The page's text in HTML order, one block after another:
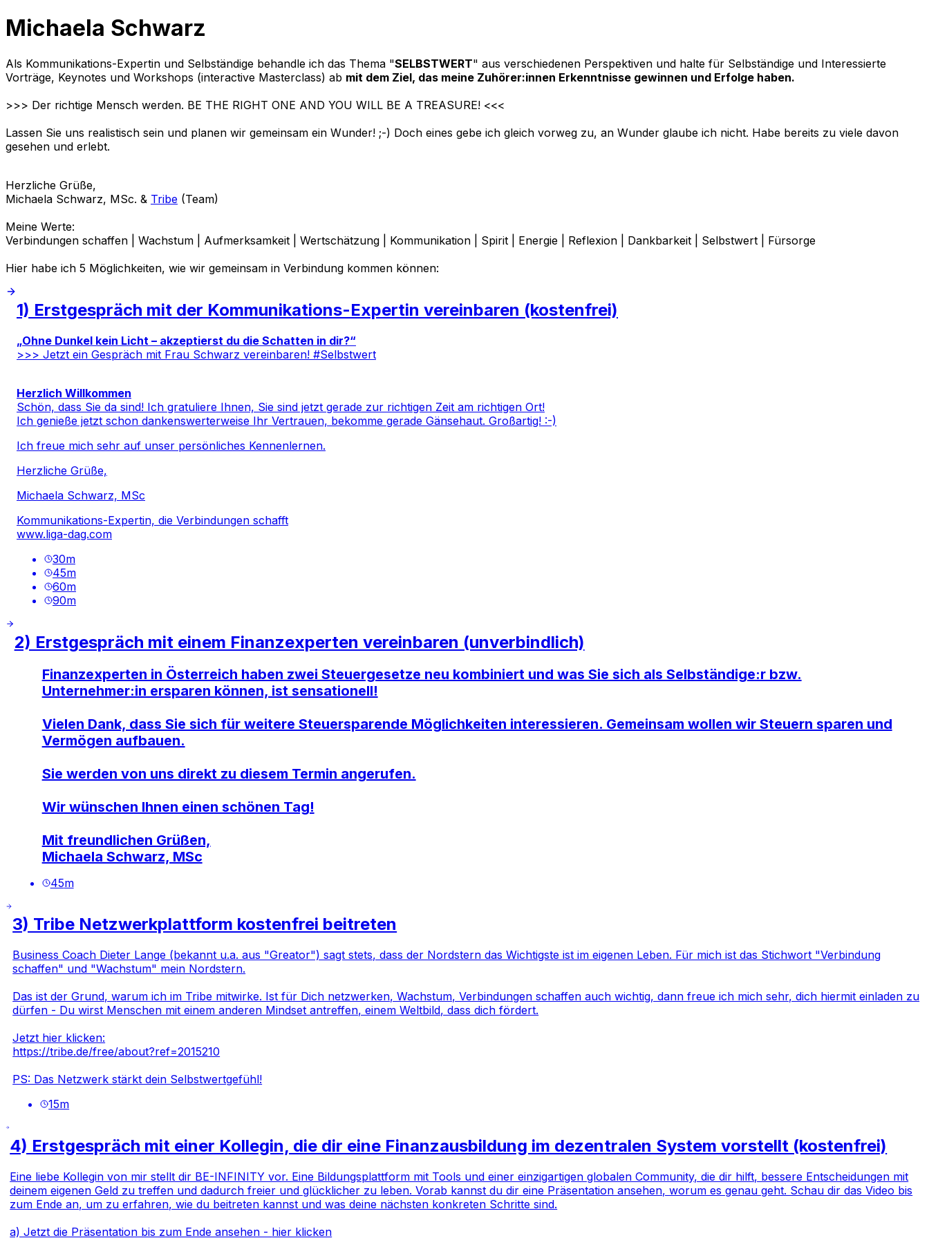
Michaela Schwarz
Als Kommunikations-Expertin und Selbständige behandle ich das Thema "SELBSTWERT" aus verschiedenen Perspektiven und halte für Selbständige und Interessierte
Vorträge, Keynotes und Workshops (interactive Masterclass) ab mit dem Ziel, das meine Zuhörer:innen Erkenntnisse gewinnen und Erfolge haben.
>>> Der richtige Mensch werden. BE THE RIGHT ONE AND YOU WILL BE A TREASURE! <<<
Lassen Sie uns realistisch sein und planen wir gemeinsam ein Wunder! ;-) Doch eines gebe ich gleich vorweg zu, an Wunder glaube ich nicht. Habe bereits zu viele davon
gesehen und erlebt.
Herzliche Grüße,
Michaela Schwarz, MSc. & Tribe (Team)
Meine Werte:
Verbindungen schaffen | Wachstum | Aufmerksamkeit | Wertschätzung | Kommunikation | Spirit | Energie | Reflexion | Dankbarkeit | Selbstwert | Fürsorge
Hier habe ich 5 Möglichkeiten, wie wir gemeinsam in Verbindung kommen können:
1) Erstgespräch mit der Kommunikations-Expertin vereinbaren (kostenfrei)
„Ohne Dunkel kein Licht – akzeptierst du die Schatten in dir?“
>>> Jetzt ein Gespräch mit Frau Schwarz vereinbaren! #Selbstwert
Herzlich Willkommen
Schön, dass Sie da sind! Ich gratuliere Ihnen, Sie sind jetzt gerade zur richtigen Zeit am richtigen Ort!
Ich genieße jetzt schon dankenswerterweise Ihr Vertrauen, bekomme gerade Gänsehaut. Großartig! :-)
Ich freue mich sehr auf unser persönliches Kennenlernen.
Herzliche Grüße,
Michaela Schwarz, MSc
Kommunikations-Expertin, die Verbindungen schafft
www.liga-dag.com
30m
45m
60m
90m
2) Erstgespräch mit einem Finanzexperten vereinbaren (unverbindlich)
Finanzexperten in Österreich haben zwei Steuergesetze neu kombiniert und was Sie sich als Selbständige:r bzw.
Unternehmer:in ersparen können, ist sensationell!
Vielen Dank, dass Sie sich für weitere Steuersparende Möglichkeiten interessieren. Gemeinsam wollen wir Steuern sparen und
Vermögen aufbauen.
Sie werden von uns direkt zu diesem Termin angerufen.
Wir wünschen Ihnen einen schönen Tag!
Mit freundlichen Grüßen,
Michaela Schwarz, MSc
45m
3) Tribe Netzwerkplattform kostenfrei beitreten
Business Coach Dieter Lange (bekannt u.a. aus "Greator") sagt stets, dass der Nordstern das Wichtigste ist im eigenen Leben. Für mich ist das Stichwort "Verbindung
schaffen" und "Wachstum" mein Nordstern.
Das ist der Grund, warum ich im Tribe mitwirke. Ist für Dich netzwerken, Wachstum, Verbindungen schaffen auch wichtig, dann freue ich mich sehr, dich hiermit einladen zu
dürfen - Du wirst Menschen mit einem anderen Mindset antreffen, einem Weltbild, dass dich fördert.
Jetzt hier klicken:
https://tribe.de/free/about?ref=2015210
PS: Das Netzwerk stärkt dein Selbstwertgefühl!
15m
4) Erstgespräch mit einer Kollegin, die dir eine Finanzausbildung im dezentralen System vorstellt (kostenfrei)
Eine liebe Kollegin von mir stellt dir BE-INFINITY vor. Eine Bildungsplattform mit Tools und einer einzigartigen globalen Community, die dir hilft, bessere Entscheidungen mit
deinem eigenen Geld zu treffen und dadurch freier und glücklicher zu leben. Vorab kannst du dir eine Präsentation ansehen, worum es genau geht. Schau dir das Video bis
zum Ende an, um zu erfahren, wie du beitreten kannst und was deine nächsten konkreten Schritte sind.
a) Jetzt die Präsentation bis zum Ende ansehen - hier klicken